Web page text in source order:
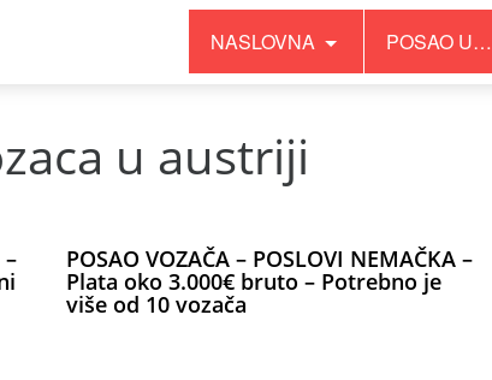
NASLOVNA POSAO U…
u austriji
– POSAO VOZAČA – POSLOVI NEMAČKA –
Plata oko 3.000€ bruto – Potrebno je
više od 10 vozača